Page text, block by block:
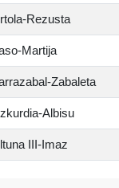
Rezusta
Martija
Zabaleta
Albisu
III-Imaz